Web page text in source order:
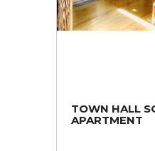
TOWN HALL
APARTMENT